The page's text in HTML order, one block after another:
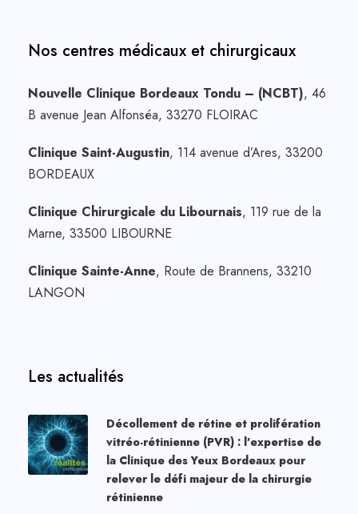
Nos centres médicaux et chirurgicaux
Nouvelle Clinique Bordeaux Tondu – (NCBT), 46
B avenue Jean Alfonséa, 33270 FLOIRAC
Clinique Saint-Augustin, 114 avenue d’Ares, 33200
BORDEAUX
Clinique Chirurgicale du Libournais, 119 rue de la
Marne, 33500 LIBOURNE
Clinique Sainte-Anne, Route de Brannens, 33210
LANGON
Les actualités
Décollement de rétine et prolifération
vitréo-rétinienne (PVR) : l’expertise de
la Clinique des Yeux Bordeaux pour
relever le défi majeur de la chirurgie
rétinienne